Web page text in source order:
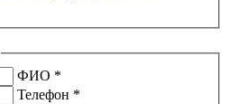
ФИО *
Телефон *